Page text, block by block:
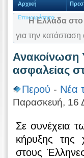
Αρχική
Επικαιρότητα
Η Ελλάδα
για την
Ανακοίνωση
ασφαλείας
Περού - Νέα
Παρασκευή, 16
Σε συνέχεια
κήρυξης της
στους